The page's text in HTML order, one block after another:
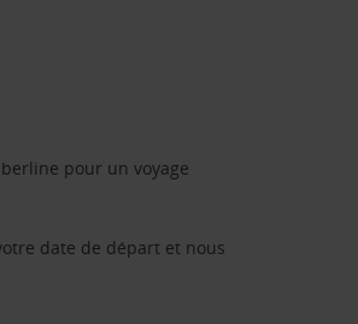
pour un voyage
date de départ et nous